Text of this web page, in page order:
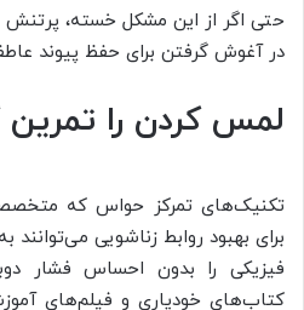
حتی اگر از این مشکل خسته، پرتنش
در آغوش گرفتن برای حفظ پیوند
لمس کردن را تمرین
تکنیک‌های تمرکز حواس که
برای بهبود روابط زناشویی
فیزیکی را بدون احساس فشار
کتاب‌های خودیاری و فیلم‌های